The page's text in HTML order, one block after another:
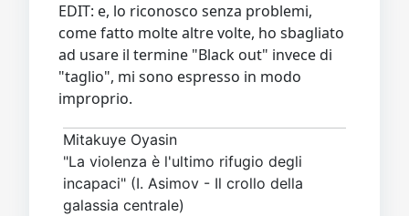
EDIT: e, lo riconosco senza problemi,
come fatto molte altre volte, ho sbagliato
ad usare il termine "Black out" invece di
"taglio", mi sono espresso in modo
improprio.
Mitakuye Oyasin
"La violenza è l'ultimo rifugio degli
incapaci" (I. Asimov - Il crollo della
galassia centrale)